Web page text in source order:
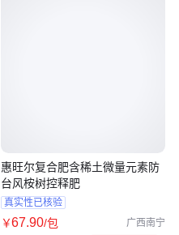
惠旺尔复合肥含稀土微量元素防
台风桉树控释肥
真实性已核验
￥67.90/包 广西南宁